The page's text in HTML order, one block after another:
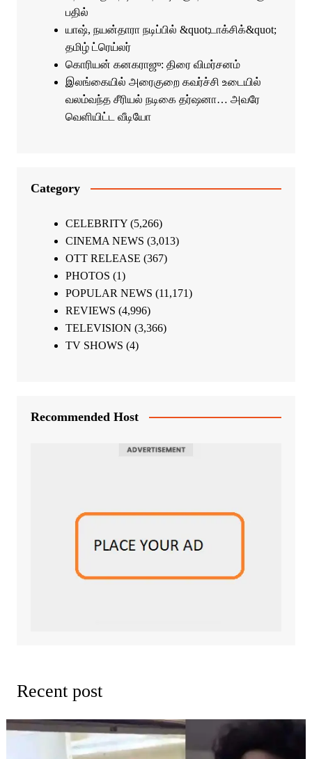
பதில்
யாஷ், நயன்தாரா நடிப்பில் &quot;டாக்சிக்&quot;
தமிழ் ட்ரெய்லர்
கொரியன் கனகராஜு: திரை விமர்சனம்
இலங்கையில் அரைகுறை கவர்ச்சி உடையில்
வலம்வந்த சீரியல் நடிகை தர்ஷனா… அவரே
வெளியிட்ட வீடியோ
Category
CELEBRITY(5,266)
CINEMA NEWS (3,013)
OTT RELEASE (367)
PHOTOS (1)
POPULAR NEWS (11,171)
REVIEWS (4,996)
TELEVISION (3,366)
TV SHOWS (4)
Recommended Host
Recent post